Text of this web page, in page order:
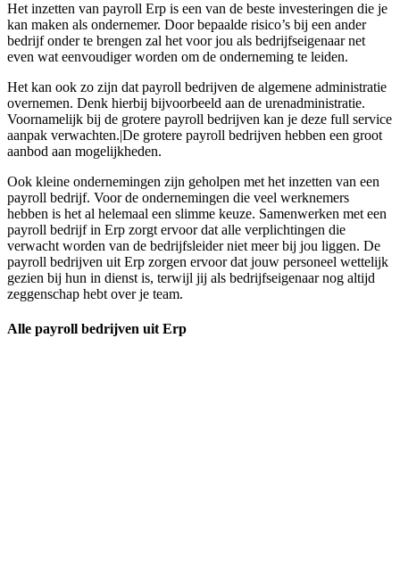
Het inzetten van payroll Erp is een van de beste investeringen die je
kan maken als ondernemer. Door bepaalde risico’s bij een ander
bedrijf onder te brengen zal het voor jou als bedrijfseigenaar net
even wat eenvoudiger worden om de onderneming te leiden.
Het kan ook zo zijn dat payroll bedrijven de algemene administratie
overnemen. Denk hierbij bijvoorbeeld aan de urenadministratie.
Voornamelijk bij de grotere payroll bedrijven kan je deze full service
aanpak verwachten.|De grotere payroll bedrijven hebben een groot
aanbod aan mogelijkheden.
Ook kleine ondernemingen zijn geholpen met het inzetten van een
payroll bedrijf. Voor de ondernemingen die veel werknemers
hebben is het al helemaal een slimme keuze. Samenwerken met een
payroll bedrijf in Erp zorgt ervoor dat alle verplichtingen die
verwacht worden van de bedrijfsleider niet meer bij jou liggen. De
payroll bedrijven uit Erp zorgen ervoor dat jouw personeel wettelijk
gezien bij hun in dienst is, terwijl jij als bedrijfseigenaar nog altijd
zeggenschap hebt over je team.
Alle payroll bedrijven uit Erp